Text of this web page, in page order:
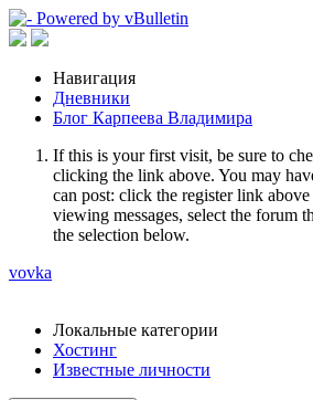
Навигация
Дневники
Блог Карпеева Владимира
If this is your first visit, be sure to
clicking the link above. You may
can post: click the register link
viewing messages, select the forum
the selection below.
vovka
Локальные категории
Хостинг
Известные личности